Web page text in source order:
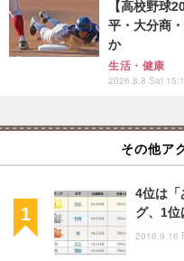
【高校野球
平・大分商
か
生活・健康
2026.8.8 Sat
その他ア
4位は「
グ、1位
2016.9.16